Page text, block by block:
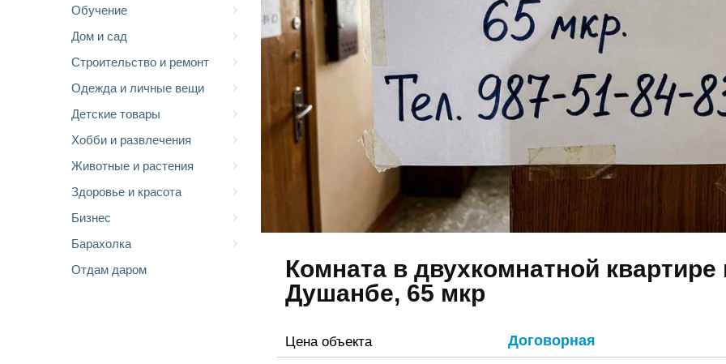
Обучение
Дом и сад
Строительство и ремонт
Одежда и личные вещи
Детские товары
Хобби и развлечения
Животные и растения
Здоровье и красота
Бизнес
Барахолка
Отдам даром
Комната в двухкомнатной квартире
Душанбе, 65 мкр
Цена объекта Договорная